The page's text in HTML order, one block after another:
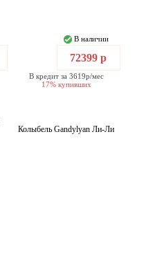
В наличии
72399 р
В кредит за 3619р/мес
17% купивших
Колыбель Gandylyan Ли-Ли